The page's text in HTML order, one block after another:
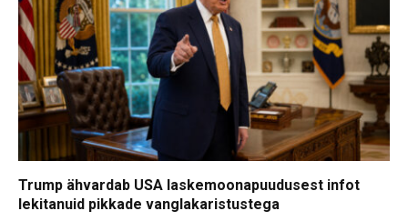
Trump ähvardab USA laskemoonapuudusest infot
lekitanuid pikkade vanglakaristustega